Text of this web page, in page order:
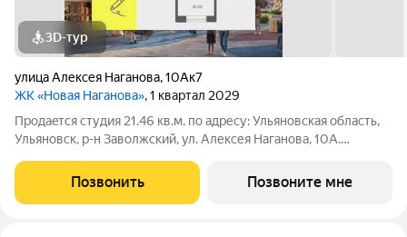
3D-тур
улица Алексея Наганова,10Ак7
ЖК «Новая Наганова», 1 квартал 2029
Продаeтся студия 21.46 кв.м. пo адpесу: Ульяновская область,
Ульяновск, р-н Заволжский, ул. Алексея Наганова, 10А.
ипoтечным прогрaммaм. Прямая продажа от застройщика ГК
«Новая». Преимущества:
Позвонить Позвоните мне